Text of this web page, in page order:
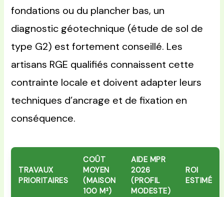
fondations ou du plancher bas, un
diagnostic géotechnique (étude de sol de
type G2) est fortement conseillé. Les
artisans RGE qualifiés connaissent cette
contrainte locale et doivent adapter leurs
techniques d’ancrage et de fixation en
conséquence.
TRAVAUX
PRIORITAIRES
COÛT
MOYEN
(MAISON
100 M²)
AIDE MPR
2026
(PROFIL
MODESTE)
ROI
ESTIMÉ